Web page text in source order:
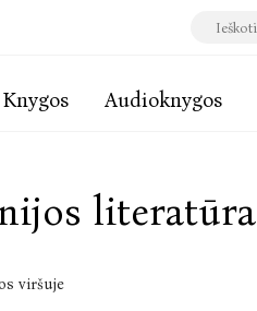
Knygos Audioknygos
literatūra